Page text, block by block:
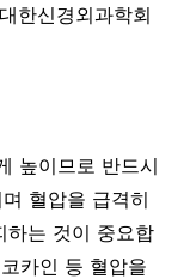
한신경외과학회
높이므로 반드시
혈압을 급격히
하는 것이 중요합
카인 등 혈압을